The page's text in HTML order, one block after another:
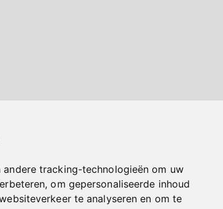
tracking-technologieën om uw
om gepersonaliseerde inhoud
te analyseren en om te